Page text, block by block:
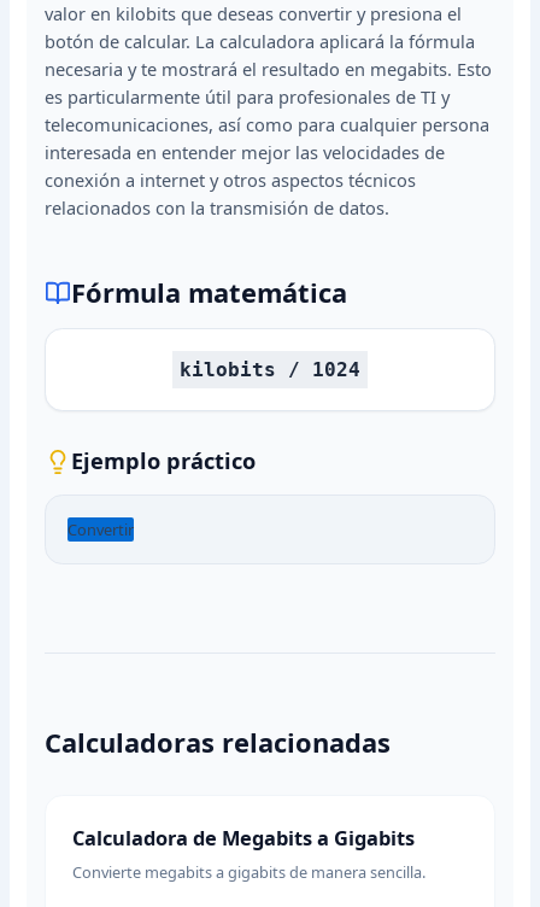
valor en kilobits que deseas convertir y presiona el
botón de calcular. La calculadora aplicará la fórmula
necesaria y te mostrará el resultado en megabits. Esto
es particularmente útil para profesionales de TI y
telecomunicaciones, así como para cualquier persona
interesada en entender mejor las velocidades de
conexión a internet y otros aspectos técnicos
relacionados con la transmisión de datos.
Fórmula matemática
kilobits / 1024
Ejemplo práctico
Convertir
Calculadoras relacionadas
Calculadora de Megabits a Gigabits
Convierte megabits a gigabits de manera sencilla.